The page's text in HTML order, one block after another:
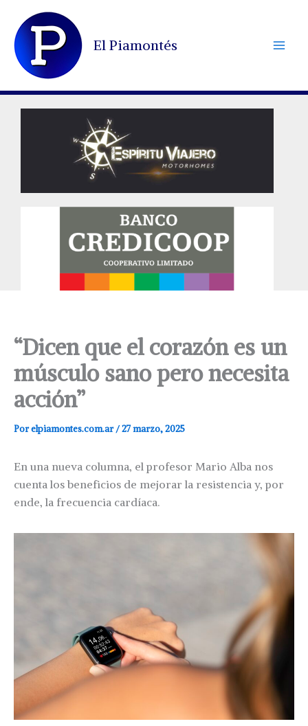
contenido
El Piamontés
“Dicen que el corazón es un
músculo sano pero necesita
acción”
Porelpiamontes.com.ar/27 marzo, 2025
En una nueva columna, el profesor Mario Alba nos
cuenta los beneficios de mejorar la resistencia y, por
ende, la frecuencia cardíaca.